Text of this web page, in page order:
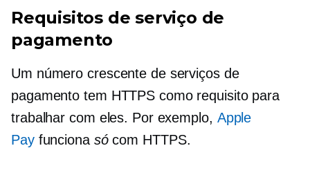
Requisitos de serviço de
pagamento
Um número crescente de serviços de
pagamento tem HTTPS como requisito para
trabalhar com eles. Por exemplo, Apple
Payfunciona sócom HTTPS.